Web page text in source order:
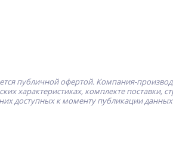
публичной офертой. Компания-
характеристиках, комплекте поставки,
доступных к моменту публикации